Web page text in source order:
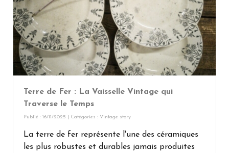
Terre de Fer : La Vaisselle Vintage qui
Traverse le Temps
Publié : 16/11/2025 | Catégories : Vintage story
La terre de fer représente l'une des céramiques
les plus robustes et durables jamais produites